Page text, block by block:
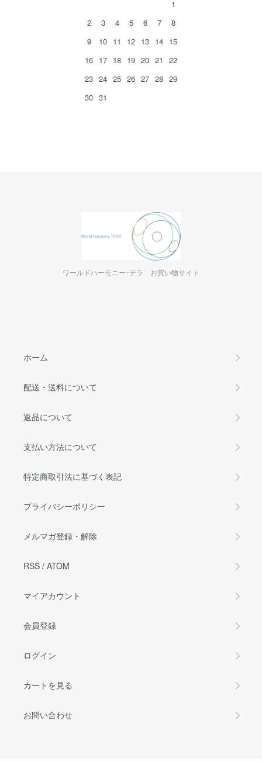
1
2
3 4 5 6 7
8
9
10 11 12 13 14 15
16 17 18 19 20 21
22
23 24 25 26 27 28 29
30 31
ワールドハーモニー･テラ お買い物サイト
ホーム
配送・送料について
返品について
支払い方法について
特定商取引法に基づく表記
プライバシーポリシー
メルマガ登録・解除
RSS / ATOM
マイアカウント
会員登録
ログイン
カートを見る
お問い合わせ